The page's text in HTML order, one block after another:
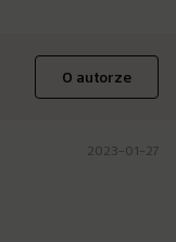
O autorze
2023-01-27